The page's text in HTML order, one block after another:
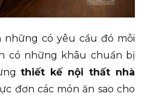
có yêu cầu đó mỗi
có những khâu chuẩn bị
thiết kế nội thất nhà
đơn các món ăn sao cho